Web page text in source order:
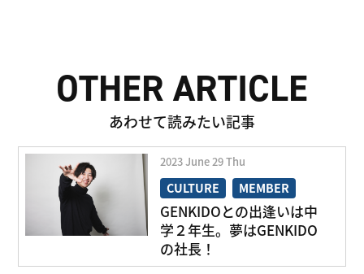
OTHER ARTICLE
あわせて読みたい記事
2023June29Thu
CULTURE MEMBER
GENKIDOとの出逢いは中
学２年生。夢はGENKIDO
の社長！